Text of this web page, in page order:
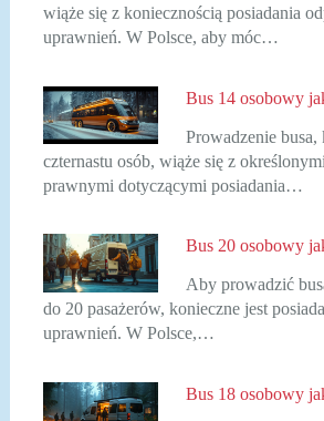
wiąże się z koniecznością posiadania
uprawnień. W Polsce, aby móc…
Bus 14 osobowy
Prowadzenie
czternastu osób, wiąże się z
prawnymi dotyczącymi posiadania…
Bus 20 osobowy
Aby prowadzić
do 20 pasażerów, konieczne jest
uprawnień. W Polsce,…
Bus 18 osobowy